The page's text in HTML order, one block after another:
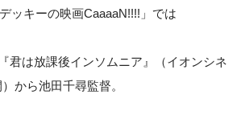
ッキーの映画CaaaaN!!!!」では
君は放課後インソムニア』（イオンシネ
から池田千尋監督。